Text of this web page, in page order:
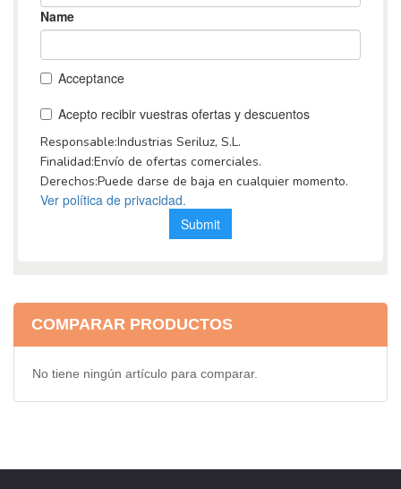
COMPARAR PRODUCTOS
No tiene ningún artículo para comparar.